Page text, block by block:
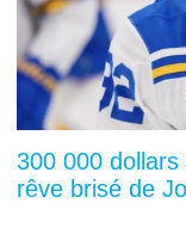
300 000
rêve brisé de